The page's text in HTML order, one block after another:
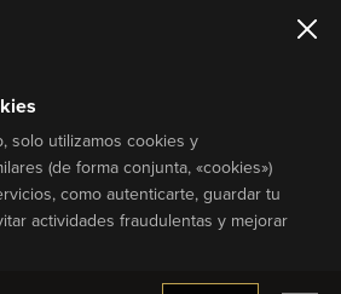
solo utilizamos cookies y
(de forma conjunta, «cookies»)
como autenticarte, guardar tu
actividades fraudulentas y mejorar